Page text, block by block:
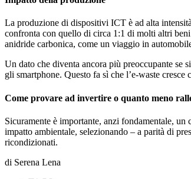
La produzione di dispositivi ICT è ad alta
confronta con quello di circa 1:1 di molti altri
anidride carbonica, come un viaggio in
Un dato che diventa ancora più preoccupante se
gli smartphone. Questo fa sì che l’e-waste
Come provare ad invertire o quanto meno
Sicuramente è importante, anzi fondamentale,
impatto ambientale, selezionando – a parità di
ricondizionati.
di Serena Lena